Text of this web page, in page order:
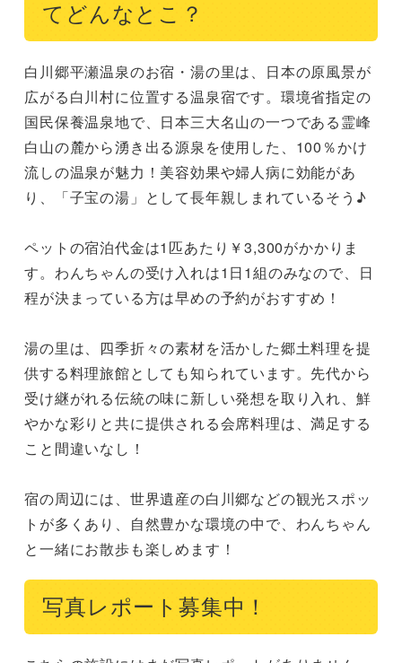
てどんなとこ？
白川郷平瀬温泉のお宿・湯の里は、日本の原風景が
広がる白川村に位置する温泉宿です。環境省指定の
国民保養温泉地で、日本三大名山の一つである霊峰
白山の麓から湧き出る源泉を使用した、100％かけ
流しの温泉が魅力！美容効果や婦人病に効能があ
り、「子宝の湯」として長年親しまれているそう♪
ペットの宿泊代金は1匹あたり￥3,300がかかりま
す。わんちゃんの受け入れは1日1組のみなので、日
程が決まっている方は早めの予約がおすすめ！
湯の里は、四季折々の素材を活かした郷土料理を提
供する料理旅館としても知られています。先代から
受け継がれる伝統の味に新しい発想を取り入れ、鮮
やかな彩りと共に提供される会席料理は、満足する
こと間違いなし！
宿の周辺には、世界遺産の白川郷などの観光スポッ
トが多くあり、自然豊かな環境の中で、わんちゃん
と一緒にお散歩も楽しめます！
写真レポート募集中！